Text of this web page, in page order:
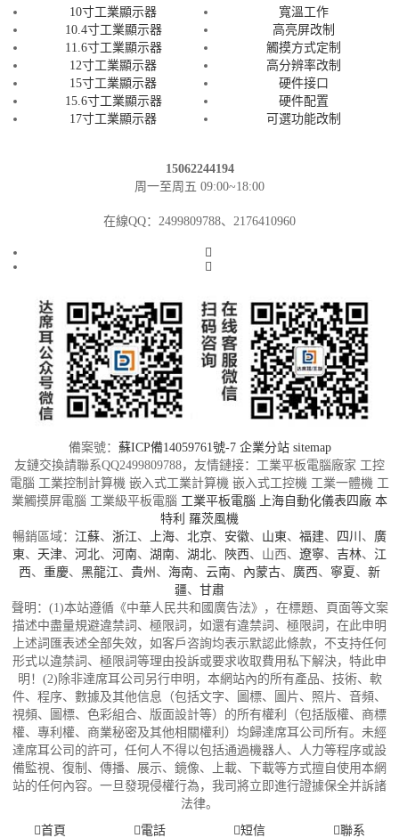
10寸工業顯示器
10.4寸工業顯示器
11.6寸工業顯示器
12寸工業顯示器
15寸工業顯示器
15.6寸工業顯示器
17寸工業顯示器
寬溫工作
高亮屏改制
觸摸方式定制
高分辨率改制
硬件接口
硬件配置
可選功能改制
15062244194
周一至周五 09:00~18:00
在線QQ：2499809788、2176410960
備案號： 蘇ICP備14059761號-7 企業分站 sitemap
友鏈交換請聯系QQ2499809788，友情鏈接：工業平板電腦廠家 工控
電腦 工業控制計算機 嵌入式工業計算機 嵌入式工控機 工業一體機 工
業觸摸屏電腦 工業級平板電腦 工業平板電腦 上海自動化儀表四廠 本
特利 羅茨風機
暢銷區域： 江蘇、 浙江、 上海、 北京、 安徽、 山東、 福建、 四川 、 廣
東、 天津、 河北、 河南、 湖南、 湖北、 陜西、山西、 遼寧、 吉林、 江
西、 重慶、 黑龍江、 貴州 、 海南、 云南、 內蒙古、 廣西、 寧夏 、 新
疆、 甘肅
聲明：(1)本站遵循《中華人民共和國廣告法》，在標題、頁面等文案
描述中盡量規避違禁詞、極限詞，如還有違禁詞、極限詞，在此申明
上述詞匯表述全部失效，如客戶咨詢均表示默認此條款，不支持任何
形式以違禁詞、極限詞等理由投訴或要求收取費用私下解決，特此申
明！(2)除非達席耳公司另行申明，本網站內的所有產品、技術、軟
件、程序、數據及其他信息（包括文字、圖標、圖片、照片、音頻、
視頻、圖標、色彩組合、版面設計等）的所有權利（包括版權、商標
權、專利權、商業秘密及其他相關權利）均歸達席耳公司所有。未經
達席耳公司的許可，任何人不得以包括通過機器人、人力等程序或設
備監視、復制、傳播、展示、鏡像、上載、下載等方式擅自使用本網
站的任何內容。一旦發現侵權行為，我司將立即進行證據保全并訴諸
法律。
首頁
電話 短信 聯系